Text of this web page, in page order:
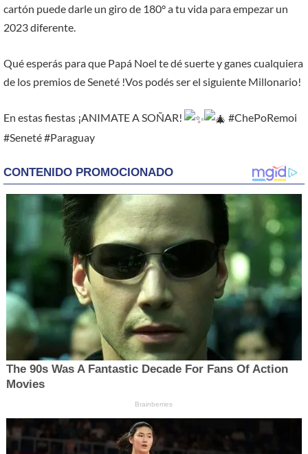
cartón puede darle un giro de 180° a tu vida para empezar un
2023 diferente.
Qué esperás para que Papá Noel te dé suerte y ganes cualquiera
de los premios de Seneté !Vos podés ser el siguiente Millonario!
En estas fiestas ¡ANIMATE A SOÑAR!
#ChePoRemoi
#Seneté #Paraguay